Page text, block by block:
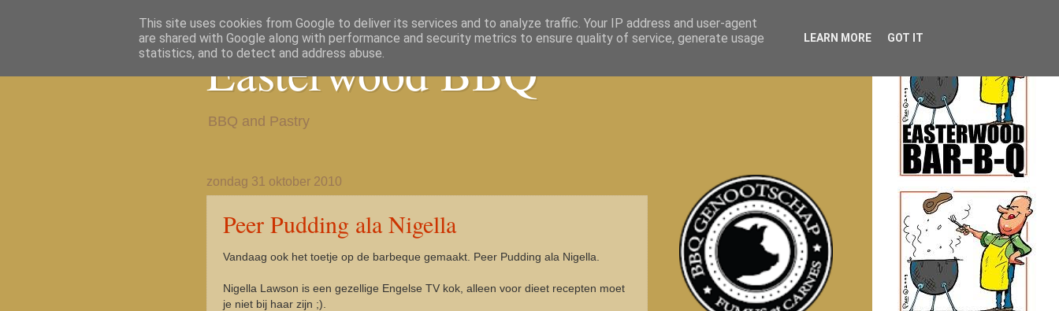
Easterwood BBQ
BBQ and Pastry
zondag 31 oktober 2010
Peer Pudding ala Nigella
Vandaag ook het toetje op de barbeque gemaakt. Peer Pudding ala Nigella.
Nigella Lawson is een gezellige Engelse TV kok, alleen voor dieet recepten moet
je niet bij haar zijn ;).
This site uses cookies from Google to deliver its services and to analyze traffic. Your IP address and user-agent
are shared with Google along with performance and security metrics to ensure quality of service, generate usage
statistics, and to detect and address abuse.
LEARN MORE GOT IT